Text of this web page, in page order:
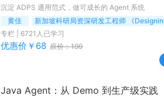
沉淀 ADPS 通用范式，做可成长的 Agent 系统
黄佳
专栏
6721 人已学习
优惠价￥ 68 原价：199
Java Agent：从 Demo 到生产级实践